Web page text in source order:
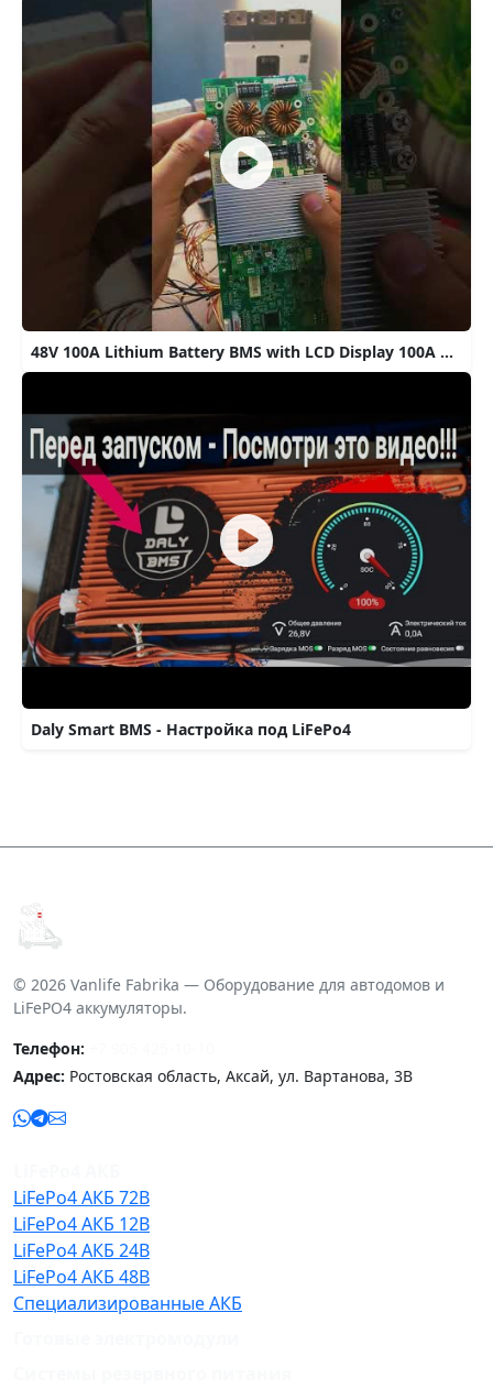
48V 100A Lithium Battery BMS with LCD Display 100A Peak Discharge Current 16s BMS #BMS #lcddisplay #
Daly Smart BMS - Настройка под LiFePo4
© 2026 Vanlife Fabrika — Оборудование для автодомов и
LiFePO4 аккумуляторы.
Телефон:
Адрес: Ростовская область, Аксай, ул. Вартанова, 3В
LiFePo4 АКБ 72В
LiFePo4 АКБ 12В
LiFePo4 АКБ 24В
LiFePo4 АКБ 48В
Специализированные АКБ